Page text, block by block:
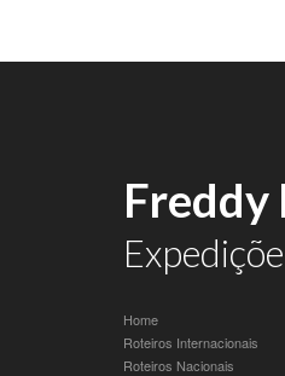
Freddy
Home
Roteiros Internacionais
Roteiros Nacionais